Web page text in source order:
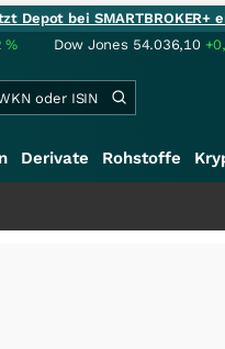
Depot bei SMARTBROKER+
% Dow Jones 54.036,10
Derivate Rohstoffe
Saga bei